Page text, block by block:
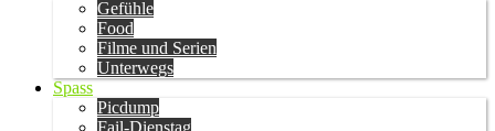
Gefühle
Food
Filme und Serien
Unterwegs
Spass
Picdump
Fail-Dienstag